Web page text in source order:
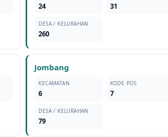
24 31
DESA / KELURAHAN
260
Jombang
KECAMATAN
6
KODE POS
7
DESA / KELURAHAN
79